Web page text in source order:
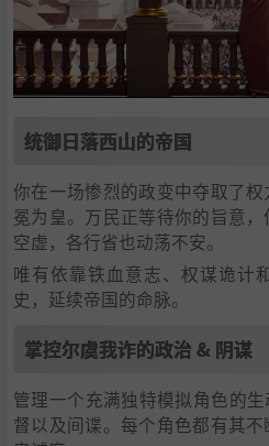
统御日落西山的帝国
你在一场惨烈的政变中夺取了
冕为皇。万民正等待你的旨意
空虚，各行省也动荡不安。
唯有依靠铁血意志、权谋诡计
史，延续帝国的命脉。
掌控尔虞我诈的政治 & 阴谋
管理一个充满独特模拟角色的
督以及间谍。每个角色都有其